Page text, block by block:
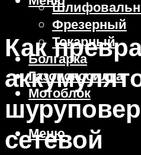
Фрезерный
Токарный
Болгарка
Газонокосилка
Мотоблок
Меню
Как
сетевой